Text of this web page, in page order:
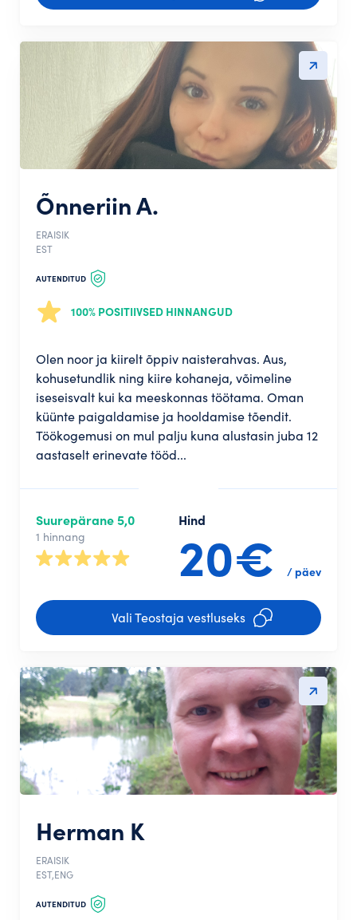
Õnneriin A.
ERAISIK
EST
AUTENDITUD
100% POSITIIVSED HINNANGUD
Olen noor ja kiirelt õppiv naisterahvas. Aus,
kohusetundlik ning kiire kohaneja, võimeline
iseseisvalt kui ka meeskonnas töötama. Oman
küünte paigaldamise ja hooldamise tõendit.
Töökogemusi on mul palju kuna alustasin juba 12
aastaselt erinevate tööd...
Vali Teostaja vestluseks
Hind
20€ / päev
Suurepärane 5,0
1 hinnang
Herman K
ERAISIK
EST,ENG
AUTENDITUD